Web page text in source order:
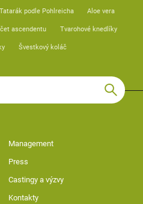
Tatarák podle Pohlreicha Aloe vera
ascendentu Tvarohové knedlíky
Švestkový koláč
Management
Press
Castingy a výzvy
Kontakty